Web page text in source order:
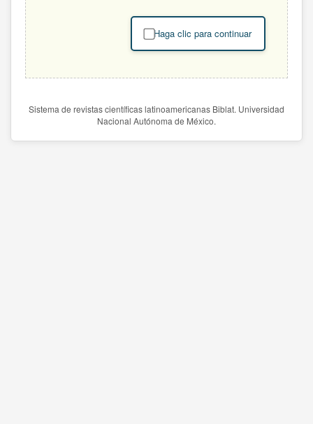
Haga clic para continuar
Sistema de revistas científicas latinoamericanas Biblat. Universidad
Nacional Autónoma de México.